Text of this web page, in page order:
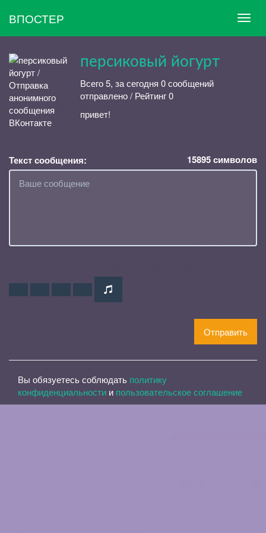
ВПОСТЕР
персиковый йогурт
Всего 5, за сегодня 0 сообщений
отправлено / Рейтинг 0
привет!
Текст сообщения: 15895символов
Отправить
Вы обязуетесь соблюдать политику
конфиденциальности и пользовательское соглашение